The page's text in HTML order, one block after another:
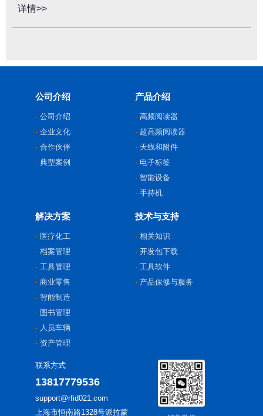
详情>>
公司介绍
公司介绍
企业文化
合作伙伴
典型案例
产品介绍
高频阅读器
超高频阅读器
天线和附件
电子标签
智能设备
手持机
解决方案
医疗化工
档案管理
工具管理
商业零售
智能制造
图书管理
人员车辆
资产管理
技术与支持
相关知识
开发包下载
工具软件
产品保修与服务
联系方式
13817779536
support@rfid021.com
上海市恒南路1328号派拉蒙